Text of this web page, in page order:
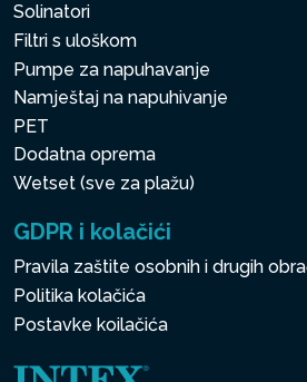
Solinatori
Filtri s uloškom
Pumpe za napuhavanje
Namještaj na napuhivanje
PET
Dodatna oprema
Wetset (sve za plažu)
GDPR i kolačići
Pravila zaštite osobnih i drugih
Politika kolačića
Postavke koilačića